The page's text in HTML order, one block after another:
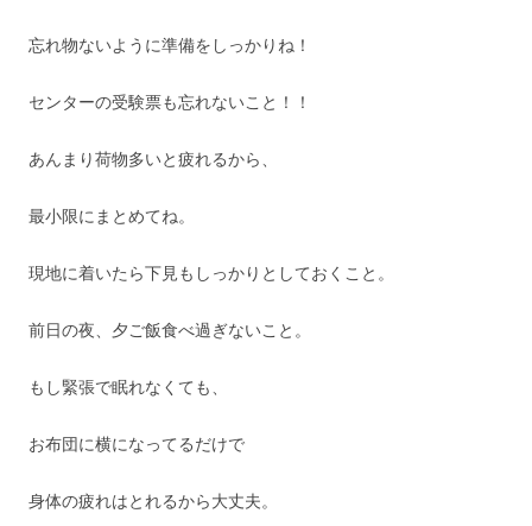
忘れ物ないように準備をしっかりね！
センターの受験票も忘れないこと！！
あんまり荷物多いと疲れるから、
最小限にまとめてね。
現地に着いたら下見もしっかりとしておくこと。
前日の夜、夕ご飯食べ過ぎないこと。
もし緊張で眠れなくても、
お布団に横になってるだけで
身体の疲れはとれるから大丈夫。